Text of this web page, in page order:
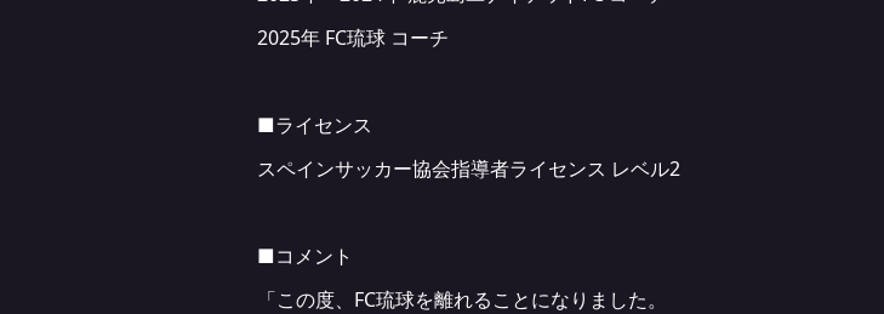
2025年 FC琉球 コーチ
■ライセンス
スペインサッカー協会指導者ライセンス レベル2
■コメント
「この度、FC琉球を離れることになりました。